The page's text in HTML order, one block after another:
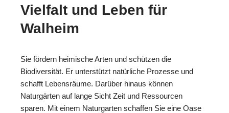
Vielfalt und Leben für
Walheim
Sie fördern heimische Arten und schützen die
Biodiversität. Er unterstützt natürliche Prozesse und
schafft Lebensräume. Darüber hinaus können
Naturgärten auf lange Sicht Zeit und Ressourcen
sparen. Mit einem Naturgarten schaffen Sie eine Oase